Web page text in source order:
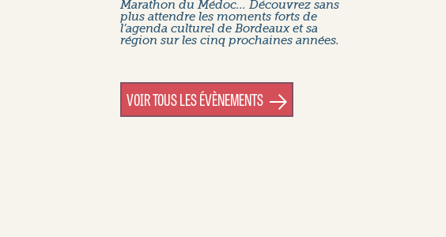
Marathon du Médoc... Découvrez sans
plus attendre les moments forts de
l’agenda culturel de Bordeaux et sa
région sur les cinq prochaines années.
VOIR TOUS LES ÉVÈNEMENTS